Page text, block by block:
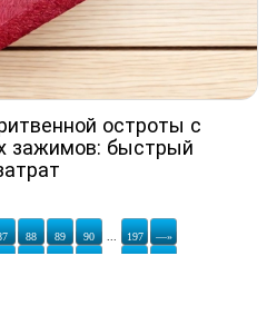
остроты с
зажимов: быстрый
88 89 90 197 —»